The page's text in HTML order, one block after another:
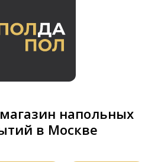
напольных
в Москве